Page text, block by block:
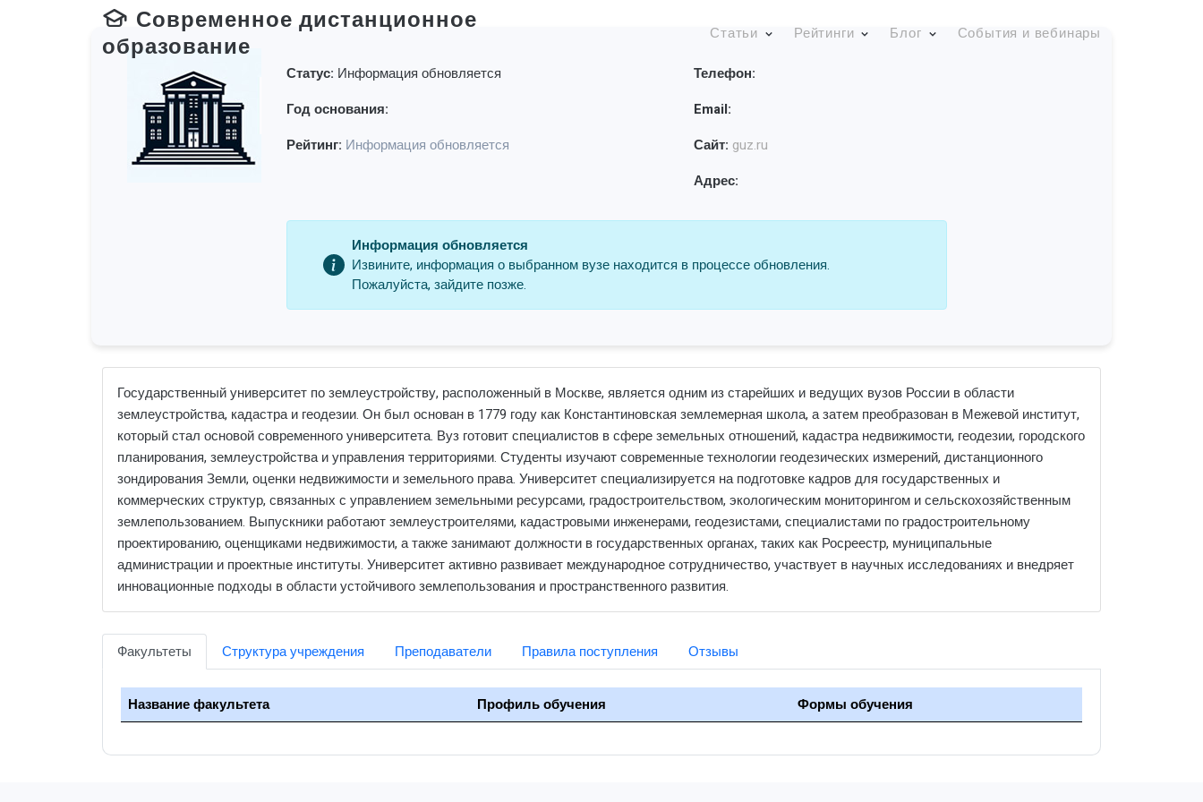
Современное дистанционное
образование
Статьи Рейтинги Блог События и вебинары
Статус: Информация обновляется
Год основания:
Рейтинг: Информация обновляется
Телефон:
Email:
Сайт: guz.ru
Адрес:
Информация обновляется
Извините, информация о выбранном вузе находится в процессе обновления.
Пожалуйста, зайдите позже.
Государственный университет по землеустройству, расположенный в Москве, является одним из старейших и ведущих вузов России в области
землеустройства, кадастра и геодезии. Он был основан в 1779 году как Константиновская землемерная школа, а затем преобразован в Межевой институт,
который стал основой современного университета. Вуз готовит специалистов в сфере земельных отношений, кадастра недвижимости, геодезии, городского
планирования, землеустройства и управления территориями. Студенты изучают современные технологии геодезических измерений, дистанционного
зондирования Земли, оценки недвижимости и земельного права. Университет специализируется на подготовке кадров для государственных и
коммерческих структур, связанных с управлением земельными ресурсами, градостроительством, экологическим мониторингом и сельскохозяйственным
землепользованием. Выпускники работают землеустроителями, кадастровыми инженерами, геодезистами, специалистами по градостроительному
проектированию, оценщиками недвижимости, а также занимают должности в государственных органах, таких как Росреестр, муниципальные
администрации и проектные институты. Университет активно развивает международное сотрудничество, участвует в научных исследованиях и внедряет
инновационные подходы в области устойчивого землепользования и пространственного развития.
Факультеты Структура учреждения Преподаватели Правила поступления Отзывы
Название факультета Профиль обучения Формы обучения